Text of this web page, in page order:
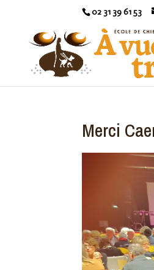
02 31 39 61 53
Merci